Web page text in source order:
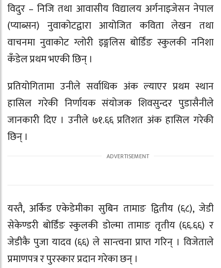
विदुर – निजि तथा आवासीय विद्यालय अर्गनाइजेसन नेपाल
(प्याब्सन) नुवाकोटद्वारा आयोजित कविता लेखन तथा
वाचनमा नुवाकोट ग्लोरी इङ्गलिस बोर्डिंङ स्कुलकी ननिशा
कँडेल प्रथम भएकी छिन् ।
प्रतियोगितामा उनीले सर्वाधिक अंक ल्याएर प्रथम स्थान
हासिल गरेकी निर्णायक संयोजक शिवसुन्दर पुडासैनीले
जानकारी दिए । उनीले ७१.६६ प्रतिशत अंक हासिल गरेकी
छिन् ।
यस्तै, अर्किड एकेडेमीका सुबिन तामाङ द्वितीय (६८), जेडी
सेकेण्डरी बोर्डिंङ स्कुलकी डोल्मा तामाङ तृतीय (६६.६६) र
जेडीकै पुजा यादव (६६) ले सान्त्वना प्राप्त गरिन् । विजेताले
प्रमाणपत्र र पुरस्कार प्रदान गरेका छन् ।